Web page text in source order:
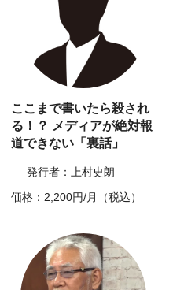
ここまで書いたら殺され
る！？ メディアが絶対報
道できない「裏話」
発行者：上村史朗
価格：2,200円/月（税込）